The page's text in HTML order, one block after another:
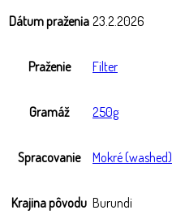
Dátum praženia 23.2.2026
Praženie Filter
Gramáž 250g
Spracovanie Mokré (washed)
Krajina pôvodu Burundi